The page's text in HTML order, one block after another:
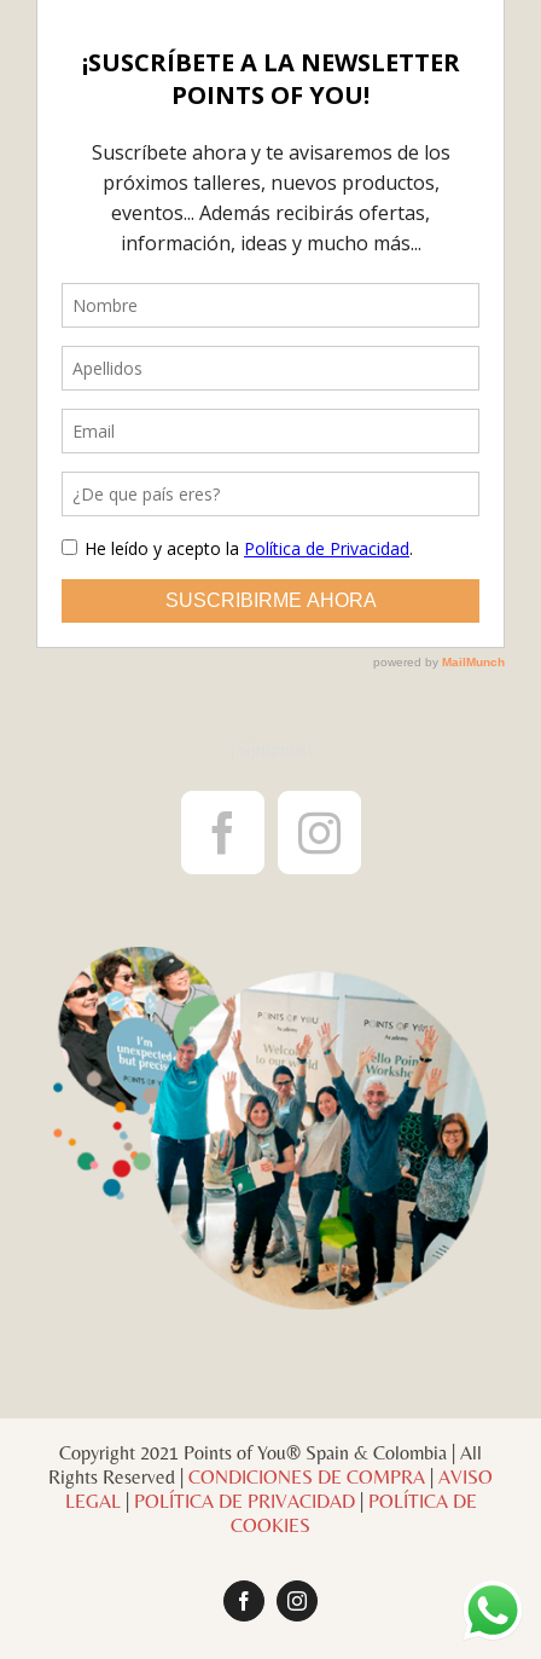
Copyright 2021 Points of You® Spain & Colombia | All
Rights Reserved | CONDICIONES DE COMPRA AVISO
LEGAL| POLÍTICA DE PRIVACIDAD| POLÍTICA DE
COOKIES
FacebookInstagram